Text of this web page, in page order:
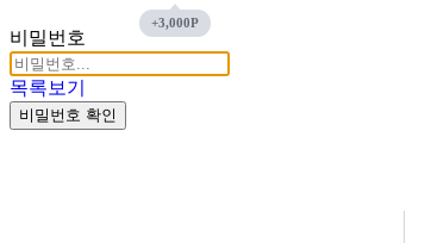
비밀번호
목록보기
비밀번호 확인